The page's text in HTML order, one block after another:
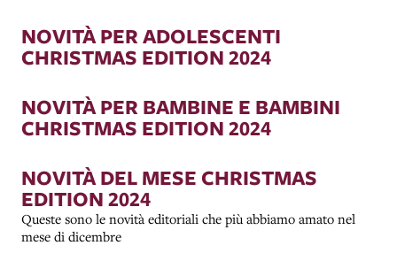
NOVITÀ PER ADOLESCENTI
CHRISTMAS EDITION 2024
NOVITÀ PER BAMBINE E BAMBINI
CHRISTMAS EDITION 2024
NOVITÀ DEL MESE CHRISTMAS
EDITION 2024
Queste sono le novità editoriali che più abbiamo amato nel
mese di dicembre